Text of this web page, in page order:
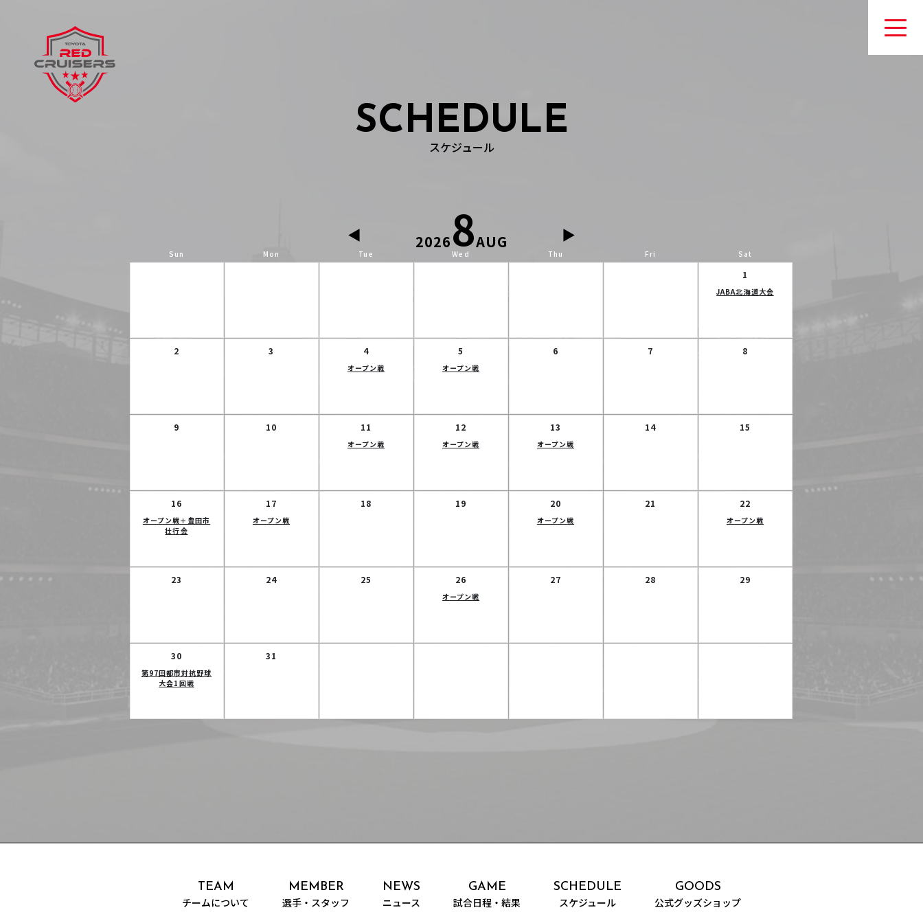
出演依頼
SCHEDULE
スケジュール
◀ 20268AUG ▶
Sun Mon Tue Wed Thu Fri Sat
1
JABA北海道大会
2 3 4
オープン戦
5
オープン戦
6 7 8
9 10 11
オープン戦
12
オープン戦
13
オープン戦
14 15
16
オープン戦＋豊田市
壮行会
17
オープン戦
18 19 20
オープン戦
21 22
オープン戦
23 24 25 26
オープン戦
27 28 29
30
第97回都市対抗野球
大会1回戦
31
TEAM
チームについて
MEMBER
選手・スタッフ
NEWS
ニュース
GAME
試合日程・結果
SCHEDULE
スケジュール
GOODS
公式グッズショップ